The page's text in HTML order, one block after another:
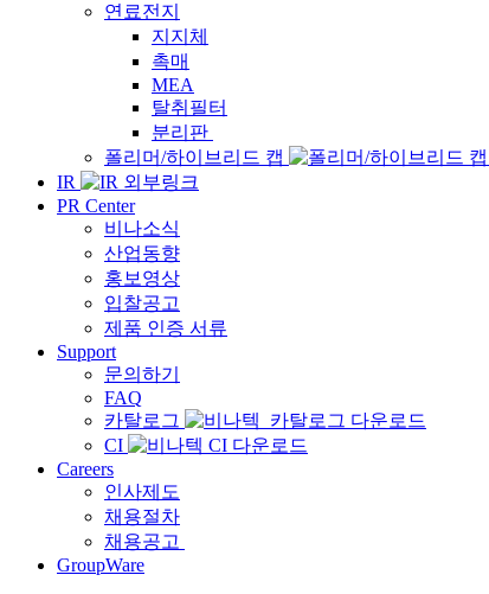
연료전지
지지체
촉매
MEA
탈취필터
분리판
폴리머/하이브리드 캡
IR
PR Center
비나소식
산업동향
홍보영상
입찰공고
제품 인증 서류
Support
문의하기
FAQ
카탈로그
CI
Careers
인사제도
채용절차
채용공고
GroupWare